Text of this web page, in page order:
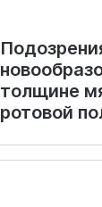
толщине
ротовой